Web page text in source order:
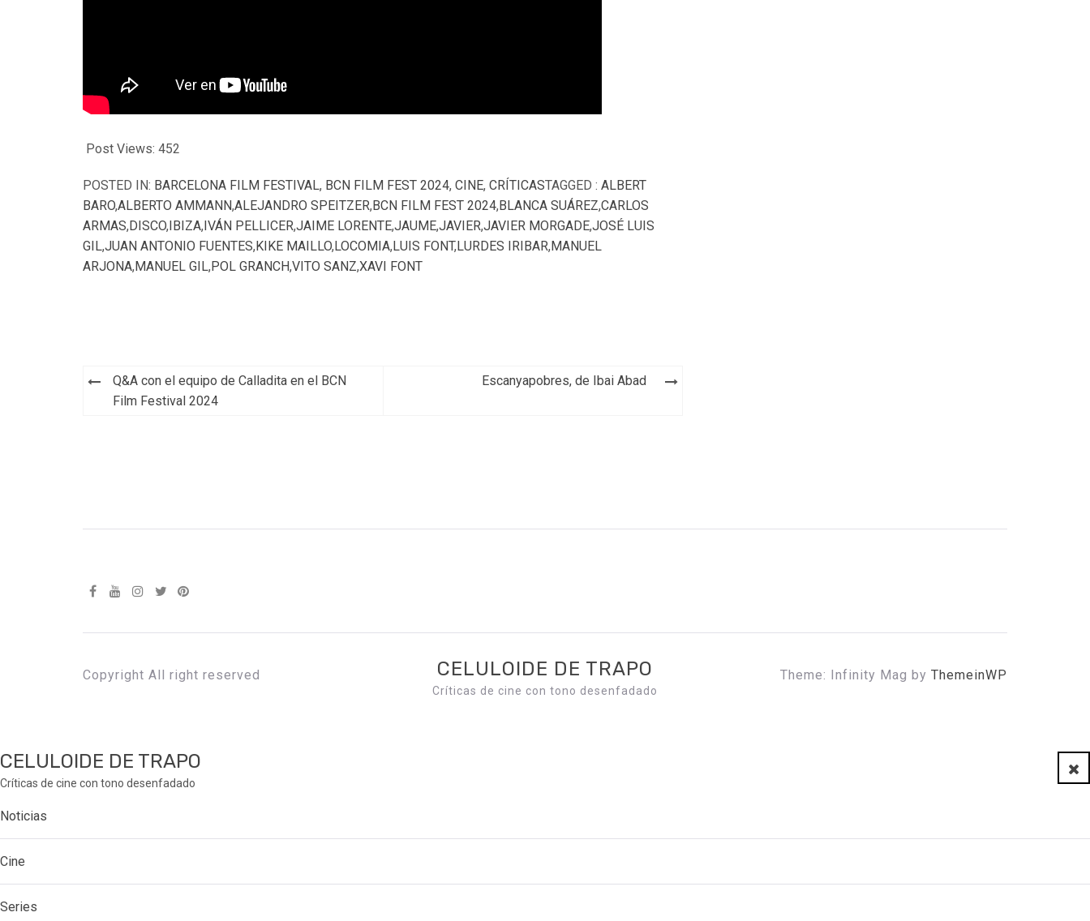
Post Views: 452
POSTED IN: BARCELONA FILM FESTIVAL, BCN FILM FEST 2024, CINE, CRÍTICASTAGGED : ALBERT
BARO,ALBERTO AMMANN,ALEJANDRO SPEITZER,BCN FILM FEST 2024,BLANCA SUÁREZ,CARLOS
ARMAS,DISCO, IBIZA, IVÁN PELLICER,JAIME LORENTE,JAUME,JAVIER,JAVIER MORGADE,JOSÉ LUIS
GIL,JUAN ANTONIO FUENTES,KIKE MAILLO,LOCOMIA,LUIS FONT,LURDES IRIBAR,MANUEL
ARJONA,MANUEL GIL,POL GRANCH,VITO SANZ,XAVI FONT
Navegación
Q&A con el equipo de Calladita en el BCN
Film Festival 2024
Escanyapobres, de Ibai Abad
Copyright All right reserved CELULOIDE DE TRAPO
Críticas de cine con tono desenfadado
Theme: Infinity Mag by ThemeinWP
CELULOIDE DE TRAPO
Críticas de cine con tono desenfadado
Noticias
Cine
Series